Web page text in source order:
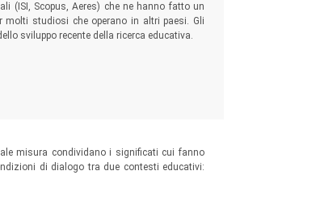
(ISI, Scopus, Aeres) che ne hanno fatto un
molti studiosi che operano in altri paesi. Gli
sviluppo recente della ricerca educativa.
misura condividano i significati cui fanno
di dialogo tra due contesti educativi: